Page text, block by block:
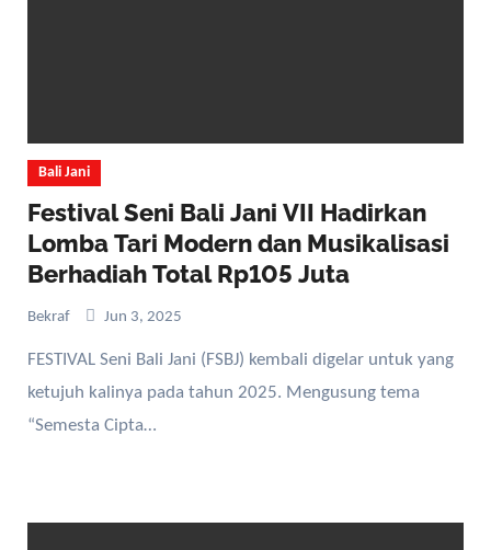
Bali Jani
Festival Seni Bali Jani VII Hadirkan
Lomba Tari Modern dan Musikalisasi
Berhadiah Total Rp105 Juta
Bekraf Jun 3, 2025
FESTIVAL Seni Bali Jani (FSBJ) kembali digelar untuk yang
ketujuh kalinya pada tahun 2025. Mengusung tema
“Semesta Cipta…